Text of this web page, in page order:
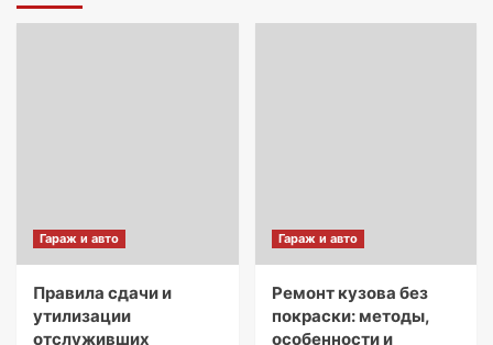
Гараж и авто
Правила сдачи и
утилизации
отслуживших
Гараж и авто
Ремонт кузова без
покраски: методы,
особенности и